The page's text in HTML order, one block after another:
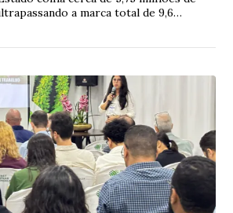
a marca total de 9,6